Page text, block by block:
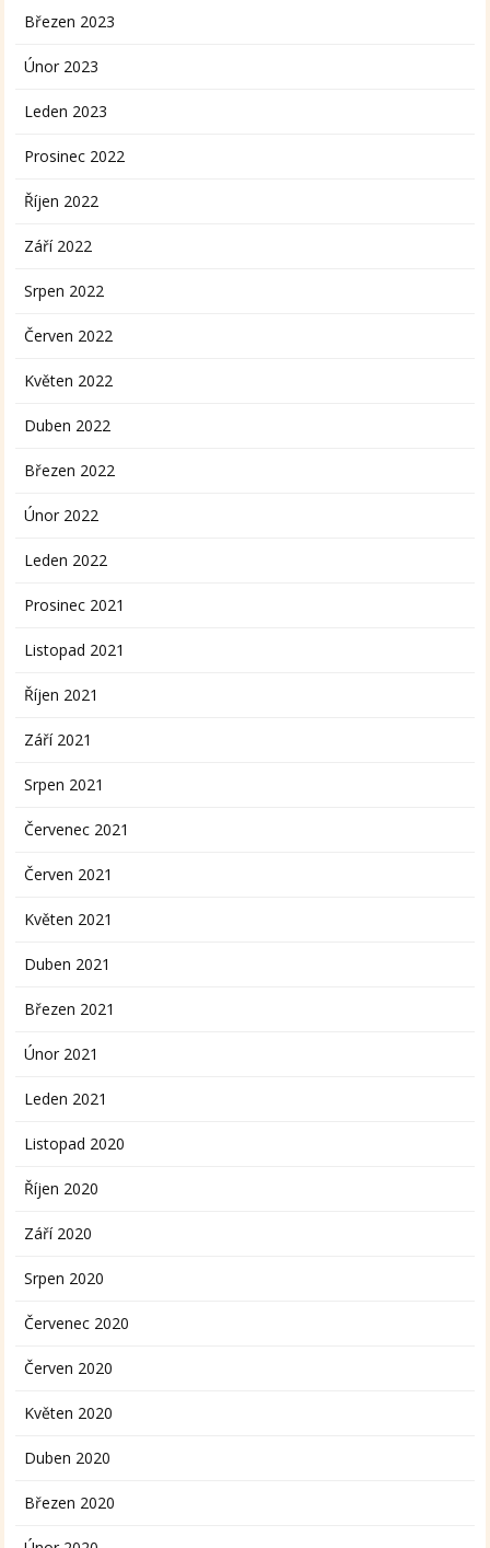
Březen 2023
Únor 2023
Leden 2023
Prosinec 2022
Říjen 2022
Září 2022
Srpen 2022
Červen 2022
Květen 2022
Duben 2022
Březen 2022
Únor 2022
Leden 2022
Prosinec 2021
Listopad 2021
Říjen 2021
Září 2021
Srpen 2021
Červenec 2021
Červen 2021
Květen 2021
Duben 2021
Březen 2021
Únor 2021
Leden 2021
Listopad 2020
Říjen 2020
Září 2020
Srpen 2020
Červenec 2020
Červen 2020
Květen 2020
Duben 2020
Březen 2020